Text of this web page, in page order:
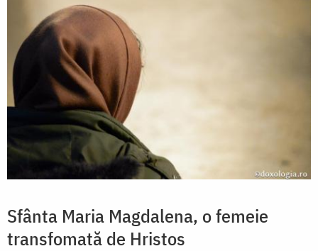
Sfânta Maria Magdalena, o femeie
transfomată de Hristos